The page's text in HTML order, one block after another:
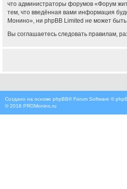
что администраторы форумов «Форум
тем, что введённая вами информация
Монино», ни phpBB Limited не может быть
Вы соглашаетесь следовать правилам,
Создано на основе phpBB® Forum Software ©
© 2018 PROMonino.ru